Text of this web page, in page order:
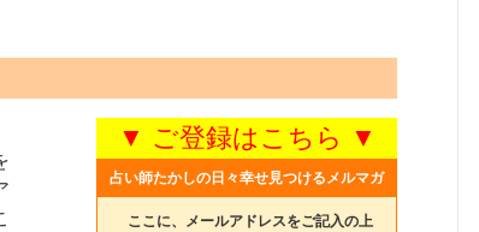
▼ ご登録はこちら ▼
占い師たかしの日々幸せ見つけるメルマガ
ここに、メールアドレスをご記入の上